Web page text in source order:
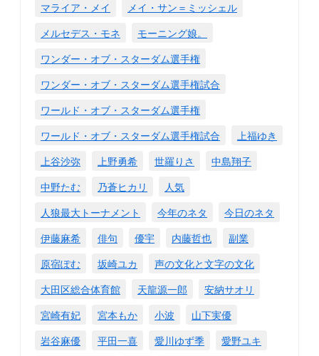
マライア・メイ
メイ・サン＝ミッシェル
メルセデス・モネ
モーニング娘。
ワンダー・オブ・スターダム選手権
ワンダー・オブ・スターダム選手権試合
ワールド・オブ・スターダム選手権
ワールド・オブ・スターダム選手権試合
上福ゆき
上谷沙弥
上野勇希 世羅りさ
中島翔子
中野たむ
乃蒼ヒカリ
人気
人狼最大トーナメント
今年のネタ
今日のネタ
伊藤麻希
俳句 優宇 内藤哲也
副業
原宿ぽむ
坂崎ユカ
声の文化と文字の文化
大田区総合体育館
天龍源一郎
安納サオリ
宮崎有妃
宮本もか 小波
山下実優
岩谷麻優
平田一喜 愛川ゆず季
愛野ユキ